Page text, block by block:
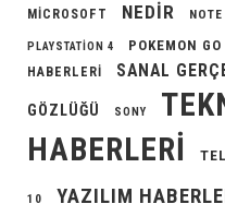
MICROSOFT NEDIR
PLAYSTATION 4 POKEMON GO
HABERLERI
SANAL
GÖZLÜĞÜ SONY
HABERLERI
10 YAZILIM